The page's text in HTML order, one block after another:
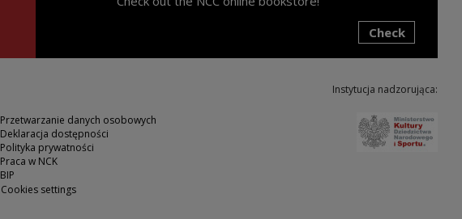
Check
Przetwarzanie danych osobowych
Deklaracja dostępności
Polityka prywatności
Praca w NCK
BIP
Cookies settings
Instytucja nadzorująca: